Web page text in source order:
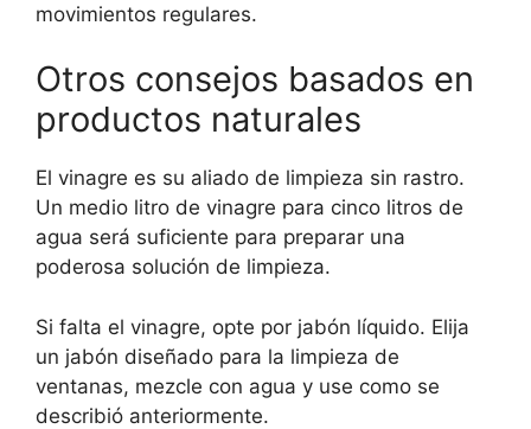
movimientos regulares.
Otros consejos basados ​​en
productos naturales
El vinagre es su aliado de limpieza sin rastro.
Un medio litro de vinagre para cinco litros de
agua será suficiente para preparar una
poderosa solución de limpieza.
Si falta el vinagre, opte por jabón líquido. Elija
un jabón diseñado para la limpieza de
ventanas, mezcle con agua y use como se
describió anteriormente.